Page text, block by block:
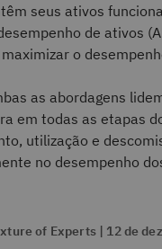
seus ativos
de ativos
o
as abordagens
em todas as etapas
utilização e
no desempenho
of Experts | 12 de